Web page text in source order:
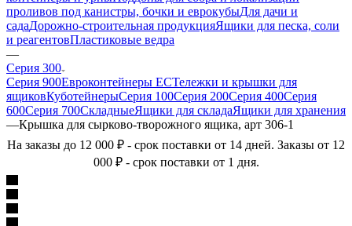
проливов под канистры, бочки и еврокубыДля дачи и
садаДорожно-строительная продукцияЯщики для песка, соли
и реагентовПластиковые ведра
—
Серия 300
Серия 900Евроконтейнеры ЕСТележки и крышки для
ящиковКуботейнерыСерия 100Серия 200Серия 400Серия
600Серия 700СкладныеЯщики для складаЯщики для хранения
—Крышка для сырково-творожного ящика, арт 306-1
На заказы до 12 000 ₽ - срок поставки от 14 дней. Заказы от 12
000 ₽ - срок поставки от 1 дня.